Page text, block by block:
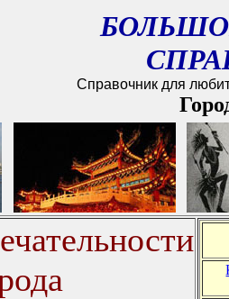
Справочник для